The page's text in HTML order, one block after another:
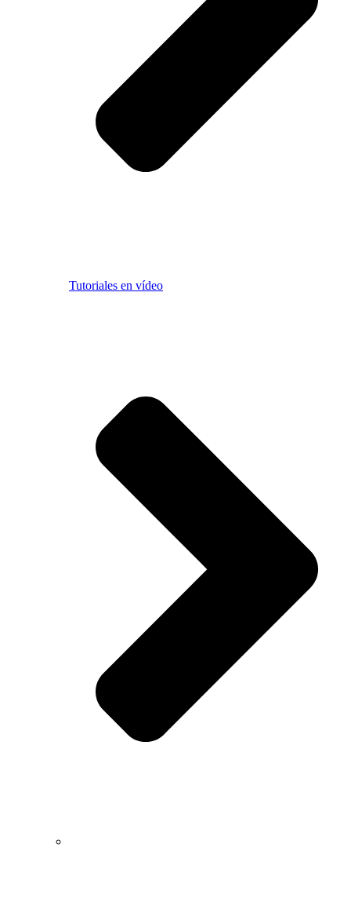
Tutoriales en vídeo